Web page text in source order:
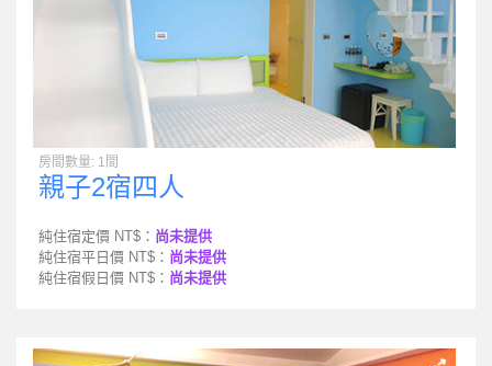
房間數量: 1間
親子2宿四人
純住宿定價 NT$： 尚未提供
純住宿平日價 NT$： 尚未提供
純住宿假日價 NT$： 尚未提供